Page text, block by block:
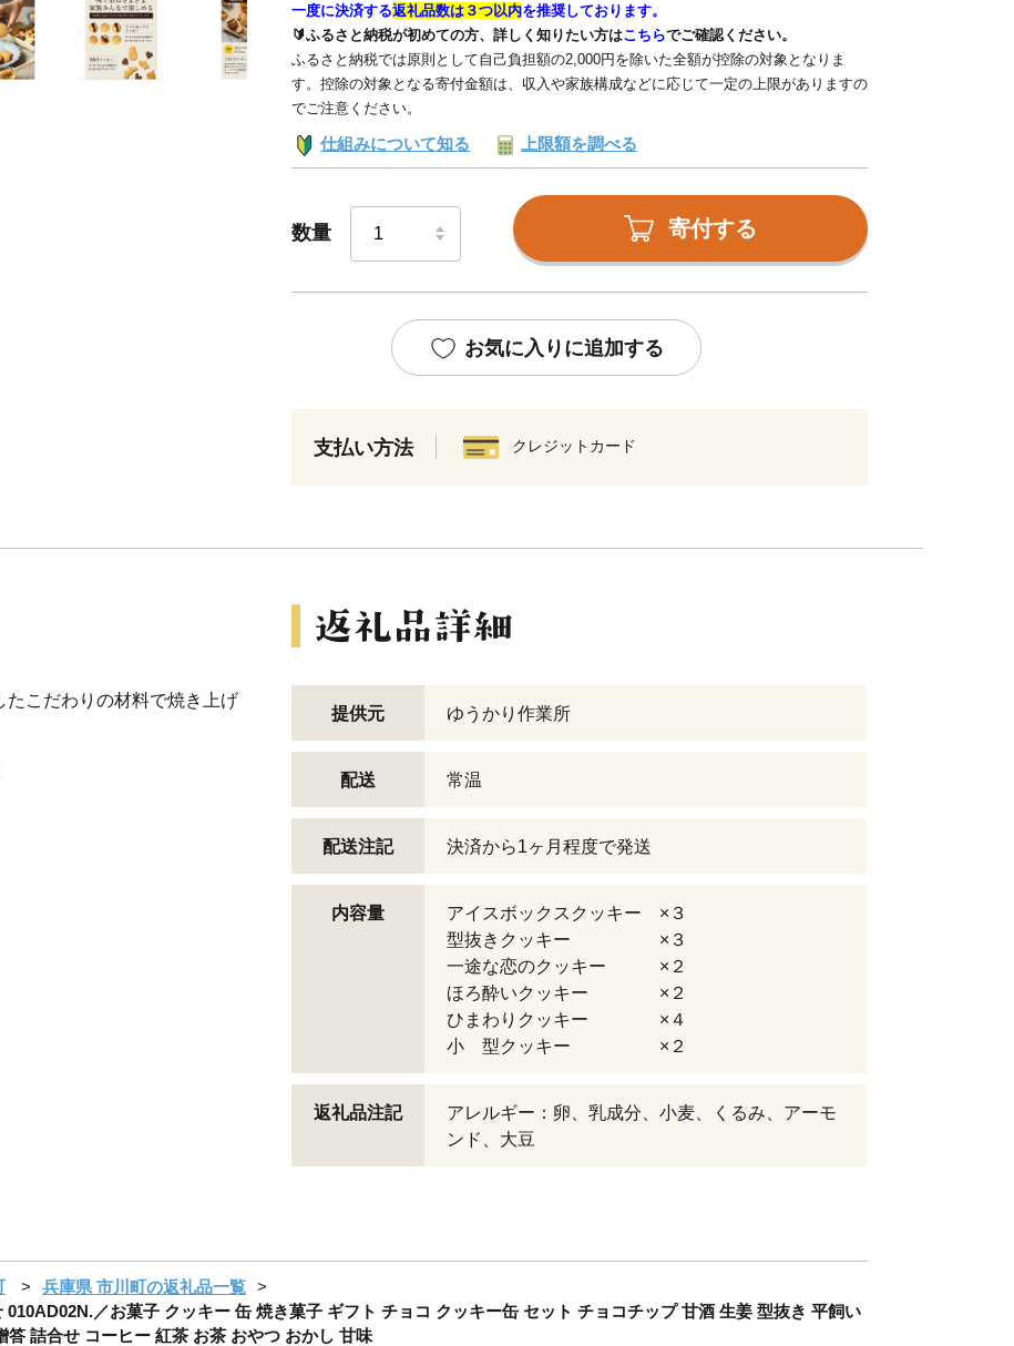
一度に決済する返礼品数は３つ以内を推奨しております。
🔰ふるさと納税が初めての方、詳しく知りたい方はこちらでご確認ください。
ふるさと納税では原則として自己負担額の2,000円を除いた全額が控除の対象となりま
す。控除の対象となる寄付金額は、収入や家族構成などに応じて一定の上限がありますの
でご注意ください。
仕組みについて知る 上限額を調べる
数量 寄付する
お気に入りに追加する
支払い方法 クレジットカード
こだわりの材料で焼き上げ
提供元 ゆうかり作業所
配送 常温
配送注記 決済から1ヶ月程度で発送
内容量
アイスボックスクッキー ×３
型抜きクッキー ×３
一途な恋のクッキー ×２
ほろ酔いクッキー ×２
ひまわりクッキー ×４
小 型クッキー ×２
返礼品注記
アレルギー：卵、乳成分、小麦、くるみ、アーモ
ンド、大豆
兵庫県 市川町の返礼品一覧
010AD02N.／お菓子 クッキー 缶 焼き菓子 ギフト チョコ クッキー缶 セット チョコチップ 甘酒 生姜 型抜き 平飼い
詰合せ コーヒー 紅茶 お茶 おやつ おかし 甘味